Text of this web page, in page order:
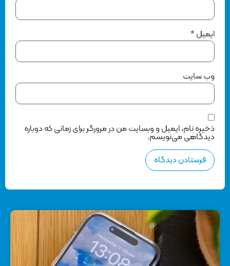
ایمیل*
وب‌ سایت
ذخیره نام، ایمیل و وبسایت من در مرورگر برای زمانی که دوباره
دیدگاهی می‌نویسم.